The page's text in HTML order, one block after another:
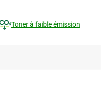
Toner à faible émission